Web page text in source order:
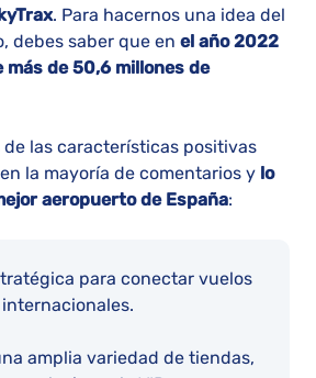
. Para hacernos una idea del
debes saber que en el año 2022
de 50,6 millones de
de las características positivas
la mayoría de comentarios y lo
aeropuerto de España:
para conectar vuelos
amplia variedad de tiendas,